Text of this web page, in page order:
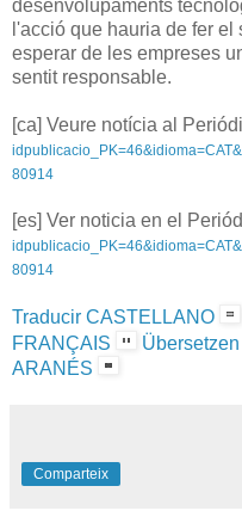
desenvolupaments
l'acció que hauria de fer
esperar de les empreses
sentit responsable.
[ca] Veure notícia al
80914
[es] Ver noticia en el
80914
Traducir CASTELLANO
FRANÇAIS
ARANÉS
Comparteix